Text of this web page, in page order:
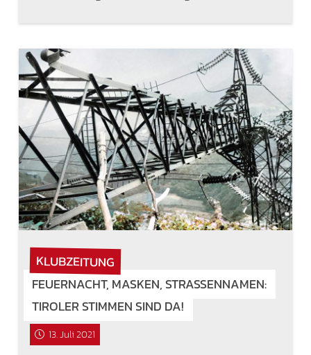
KLUBZEITUNG
FEUERNACHT, MASKEN, STRASSENNAMEN: T
IROLER STIMMEN SIND DA!
13. Juli 2021